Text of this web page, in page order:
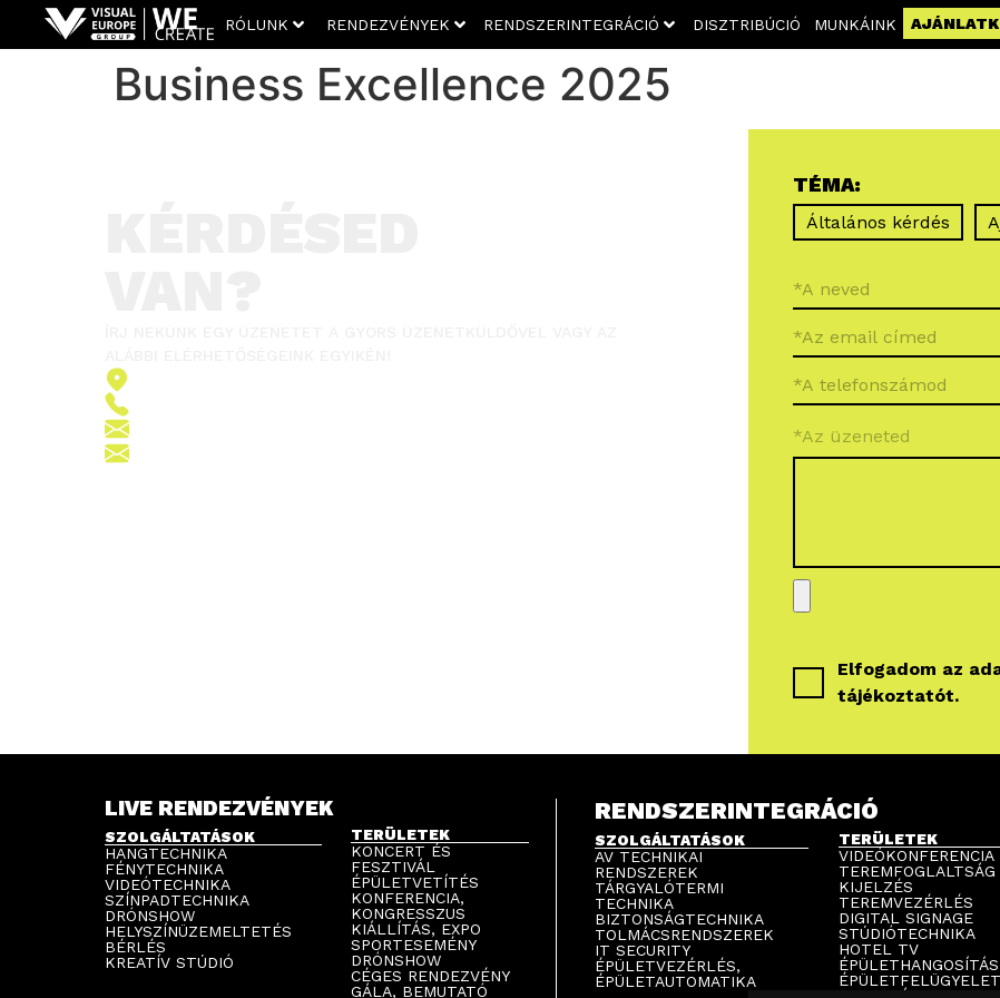
RÓLUNK RENDEZVÉNYEK RENDSZERINTEGRÁCIÓ DISZTRIBÚCIÓ MUNKÁINK
Business Excellence 2025
TÉMA:
Általános kérdés
*Az üzeneted
Elfogadom az
tájékoztatót.
LIVE RENDEZVÉNYEK
SZOLGÁLTATÁSOK
HANGTECHNIKA
FÉNYTECHNIKA
VIDEÓTECHNIKA
SZÍNPADTECHNIKA
DRÓNSHOW
HELYSZÍNÜZEMELTETÉS
BÉRLÉS
KREATÍV STÚDIÓ
TERÜLETEK
KONCERT ÉS
FESZTIVÁL
ÉPÜLETVETÍTÉS
KONFERENCIA,
KONGRESSZUS
KIÁLLÍTÁS, EXPO
SPORTESEMÉNY
DRÓNSHOW
CÉGES RENDEZVÉNY
GÁLA, BEMUTATÓ
RENDSZERINTEGRÁCIÓ
SZOLGÁLTATÁSOK
AV TECHNIKAI
RENDSZEREK
TÁRGYALÓTERMI
TECHNIKA
BIZTONSÁGTECHNIKA
TOLMÁCSRENDSZEREK
IT SECURITY
ÉPÜLETVEZÉRLÉS,
ÉPÜLETAUTOMATIKA
TERÜLETEK
VIDEÓKONFERENCIA
TEREMFOGLALTSÁG
KIJELZÉS
TEREMVEZÉRLÉS
DIGITAL SIGNAGE
STÚDIÓTECHNIKA
HOTEL TV
ÉPÜLETHANGOSÍTÁS
ÉPÜLETFELÜGYELET